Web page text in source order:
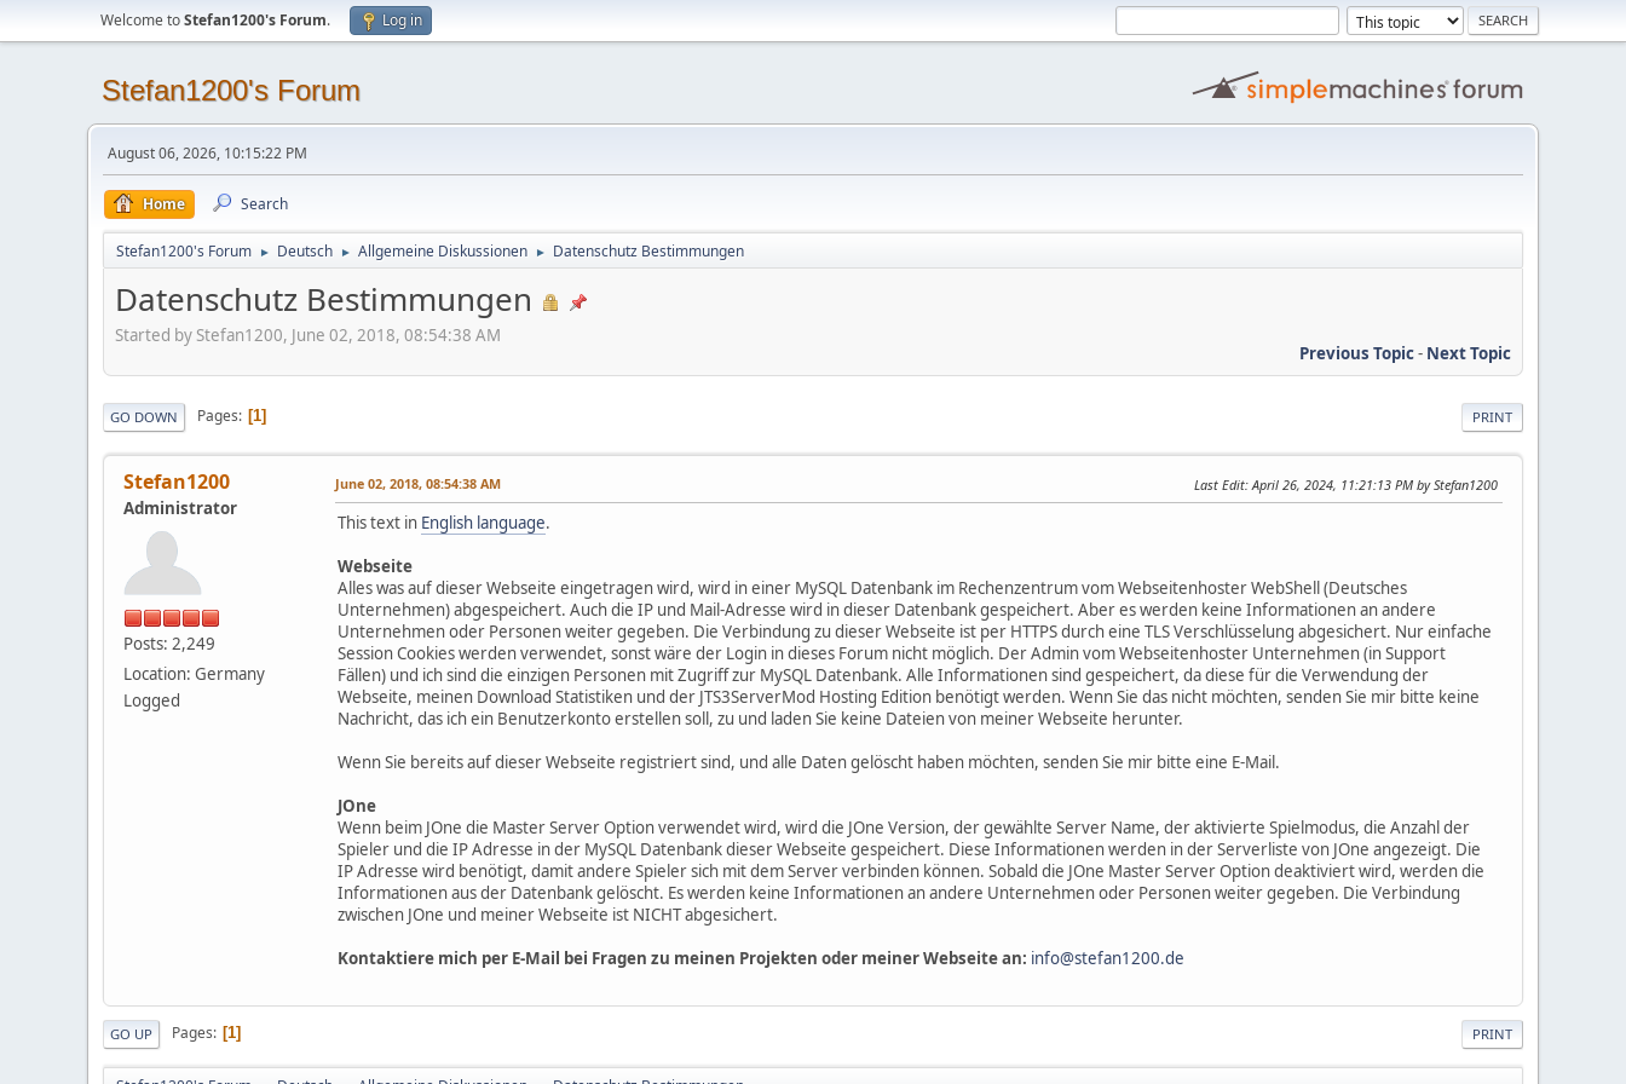
Welcome toStefan1200's Forum. Log in
Stefan1200's Forum
August 06, 2026, 10:15:22 PM
Home Search
Stefan1200's Forum ► Deutsch ► Allgemeine Diskussionen ► Datenschutz Bestimmungen
Datenschutz Bestimmungen
Started by Stefan1200, June 02, 2018, 08:54:38 AM
Previous Topic- Next Topic
PRINT
GO DOWN Pages 1
Stefan1200
Administrator
Posts: 2,249
Location: Germany
Logged
June 02, 2018, 08:54:38 AM Last Edit: April 26, 2024, 11:21:13 PM by Stefan1200
This text in English language.
Webseite
Alles was auf dieser Webseite eingetragen wird, wird in einer MySQL Datenbank im Rechenzentrum vom Webseitenhoster WebShell (Deutsches
Unternehmen) abgespeichert. Auch die IP und Mail-Adresse wird in dieser Datenbank gespeichert. Aber es werden keine Informationen an andere
Unternehmen oder Personen weiter gegeben. Die Verbindung zu dieser Webseite ist per HTTPS durch eine TLS Verschlüsselung abgesichert. Nur einfache
Session Cookies werden verwendet, sonst wäre der Login in dieses Forum nicht möglich. Der Admin vom Webseitenhoster Unternehmen (in Support
Fällen) und ich sind die einzigen Personen mit Zugriff zur MySQL Datenbank. Alle Informationen sind gespeichert, da diese für die Verwendung der
Webseite, meinen Download Statistiken und der JTS3ServerMod Hosting Edition benötigt werden. Wenn Sie das nicht möchten, senden Sie mir bitte keine
Nachricht, das ich ein Benutzerkonto erstellen soll, zu und laden Sie keine Dateien von meiner Webseite herunter.
Wenn Sie bereits auf dieser Webseite registriert sind, und alle Daten gelöscht haben möchten, senden Sie mir bitte eine E-Mail.
JOne
Wenn beim JOne die Master Server Option verwendet wird, wird die JOne Version, der gewählte Server Name, der aktivierte Spielmodus, die Anzahl der
Spieler und die IP Adresse in der MySQL Datenbank dieser Webseite gespeichert. Diese Informationen werden in der Serverliste von JOne angezeigt. Die
IP Adresse wird benötigt, damit andere Spieler sich mit dem Server verbinden können. Sobald die JOne Master Server Option deaktiviert wird, werden die
Informationen aus der Datenbank gelöscht. Es werden keine Informationen an andere Unternehmen oder Personen weiter gegeben. Die Verbindung
zwischen JOne und meiner Webseite ist NICHT abgesichert.
Kontaktiere mich per E-Mail bei Fragen zu meinen Projekten oder meiner Webseite an: info@stefan1200.de
PRINT
GO UP Pages 1